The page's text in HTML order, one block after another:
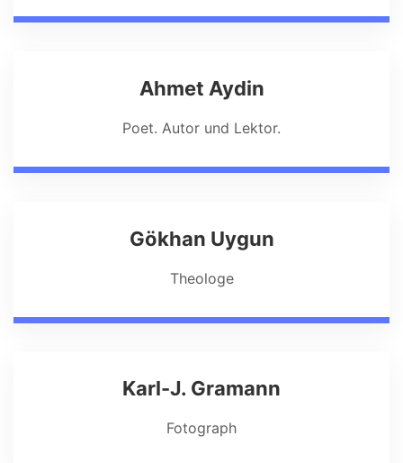
Ahmet Aydin
Poet. Autor und Lektor.
Gökhan Uygun
Theologe
Karl-J. Gramann
Fotograph